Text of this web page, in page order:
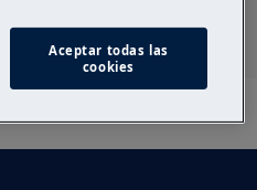
Aceptar todas las
cookies